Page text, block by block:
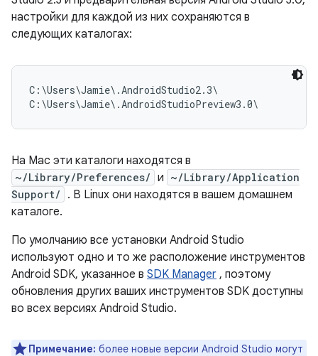
настройки для каждой из них сохраняются в
следующих каталогах:
C:\Users\Jamie\.AndroidStudio2.3\
На Mac эти каталоги находятся в
~/Library/Preferences/ и ~/Library/Application
Support/
. В Linux они находятся в вашем домашнем
каталоге.
По умолчанию все установки Android Studio
используют одно и то же расположение инструментов
Android SDK, указанное в SDK Manager , поэтому
обновления других ваших инструментов SDK доступны
во всех версиях Android Studio.
Примечание: более новые версии Android Studio могут